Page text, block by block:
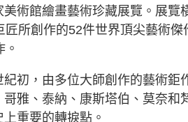
術館繪畫藝術珍藏展覽。展覽
匠所創作的52件世界頂尖藝術
初，由多位大師創作的藝術鉅
雅、泰納、康斯塔伯、莫奈
重要的轉捩點。